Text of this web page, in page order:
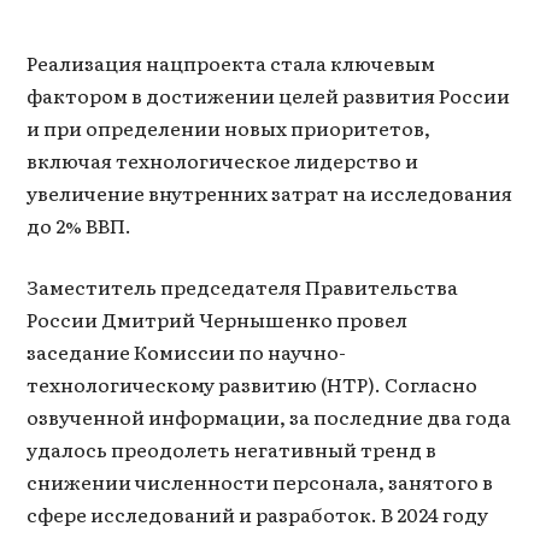
Реализация нацпроекта стала ключевым
фактором в достижении целей развития России
и при определении новых приоритетов,
включая технологическое лидерство и
увеличение внутренних затрат на исследования
до 2% ВВП.
Заместитель председателя Правительства
России Дмитрий Чернышенко провел
заседание Комиссии по научно-
технологическому развитию (НТР). Согласно
озвученной информации, за последние два года
удалось преодолеть негативный тренд в
снижении численности персонала, занятого в
сфере исследований и разработок. В 2024 году